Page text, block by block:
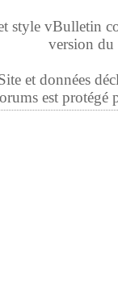
style vBulletin
version
et données
est protégé